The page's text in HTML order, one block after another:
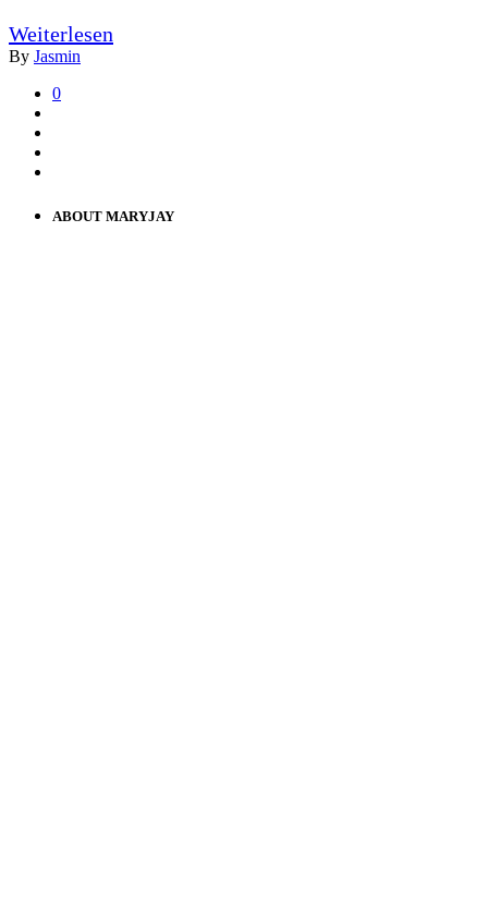
Weiterlesen
By Jasmin
0
ABOUT MARYJAY